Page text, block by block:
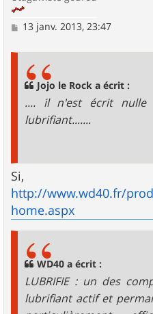
M13 janv. 2013, 23:47
Jojo le Rock a écrit :
.... il n'est écrit
lubrifiant.......
Si,
http://www.wd40.fr/
home.aspx
WD40 a écrit :
LUBRIFIE : un des
lubrifiant actif et